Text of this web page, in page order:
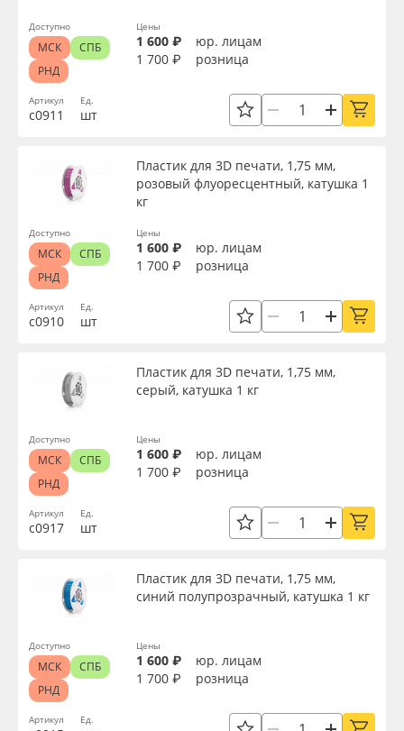
Артикул
с0911
Ед.
шт
Цены
1 600 ₽
юр. лицам
1 700 ₽
розница
Доступно
МСК
СПБ
РНД
Артикул
с0910
Пластик для 3D печати, 1,75 мм,
розовый флуоресцентный, катушка 1
кг
Ед.
шт
Цены
1 600 ₽
юр. лицам
1 700 ₽
розница
Доступно
МСК
СПБ
РНД
Артикул
с0917
Пластик для 3D печати, 1,75 мм,
серый, катушка 1 кг
Ед.
шт
Цены
1 600 ₽
юр. лицам
1 700 ₽
розница
Доступно
МСК
СПБ
РНД
Артикул
Пластик для 3D печати, 1,75 мм,
синий полупрозрачный, катушка 1 кг
Ед.
Цены
1 600 ₽
юр. лицам
1 700 ₽
розница
Доступно
МСК
СПБ
РНД